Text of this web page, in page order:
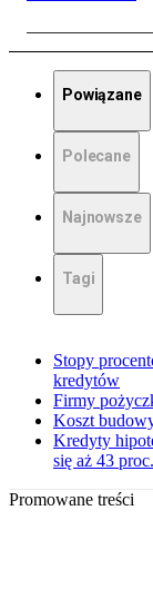
Powiązane
Polecane
Najnowsze
Tagi
Stopy
kredytów
Firmy
Koszt
Kredyty
się aż 43
Promowane treści